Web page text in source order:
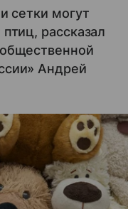
сетки могут
рассказал
Андрей